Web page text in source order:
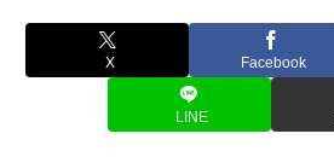
X Facebook
LINE